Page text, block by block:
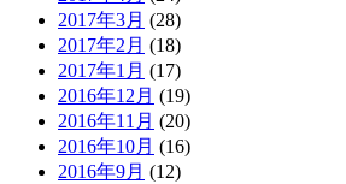
2017年3月 (28)
2017年2月 (18)
2017年1月 (17)
2016年12月 (19)
2016年11月 (20)
2016年10月 (16)
2016年9月 (12)